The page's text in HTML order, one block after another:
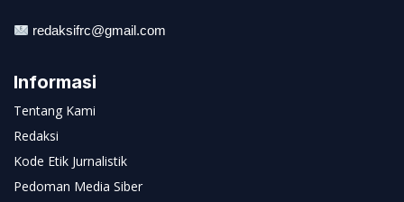
redaksifrc@gmail.com
Informasi
Tentang Kami
Redaksi
Kode Etik Jurnalistik
Pedoman Media Siber